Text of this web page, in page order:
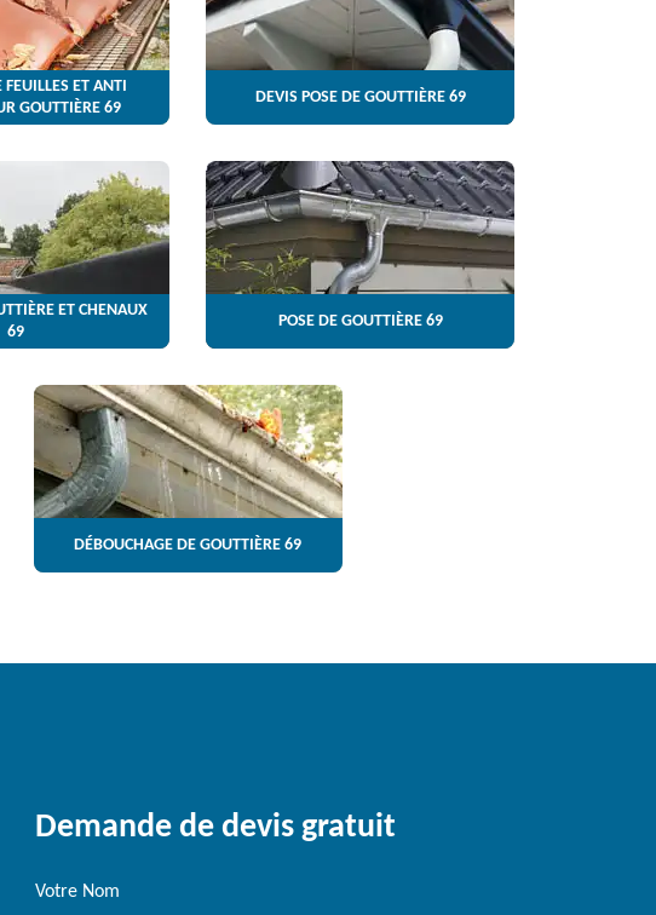
FEUILLES ET ANTI
GOUTTIÈRE 69
DEVIS POSE DE GOUTTIÈRE 69
ET CHENAUX
69
POSE DE GOUTTIÈRE 69
DÉBOUCHAGE DE GOUTTIÈRE 69
Demande de devis gratuit